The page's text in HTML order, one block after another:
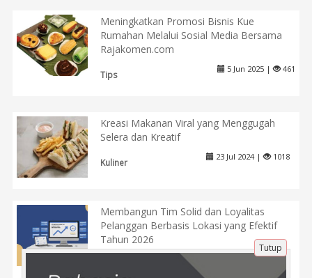
Meningkatkan Promosi Bisnis Kue
Rumahan Melalui Sosial Media Bersama
Rajakomen.com
Tips
5 Jun 2025 | 461
Kreasi Makanan Viral yang Menggugah
Selera dan Kreatif
Kuliner
23 Jul 2024 | 1018
Membangun Tim Solid dan Loyalitas
Pelanggan Berbasis Lokasi yang Efektif
Tahun 2026
4 Apr 2026 | 193
Tutup